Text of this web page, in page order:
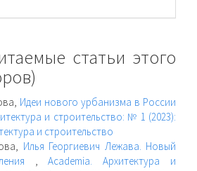
статьи этого
Идеи нового урбанизма в России
и строительство: № 1 (2023):
и строительство
Илья Георгиевич Лежава. Новый
,Academia. Архитектура и